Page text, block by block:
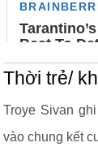
Thời trẻ/
Troye Sivan
vào chung kết